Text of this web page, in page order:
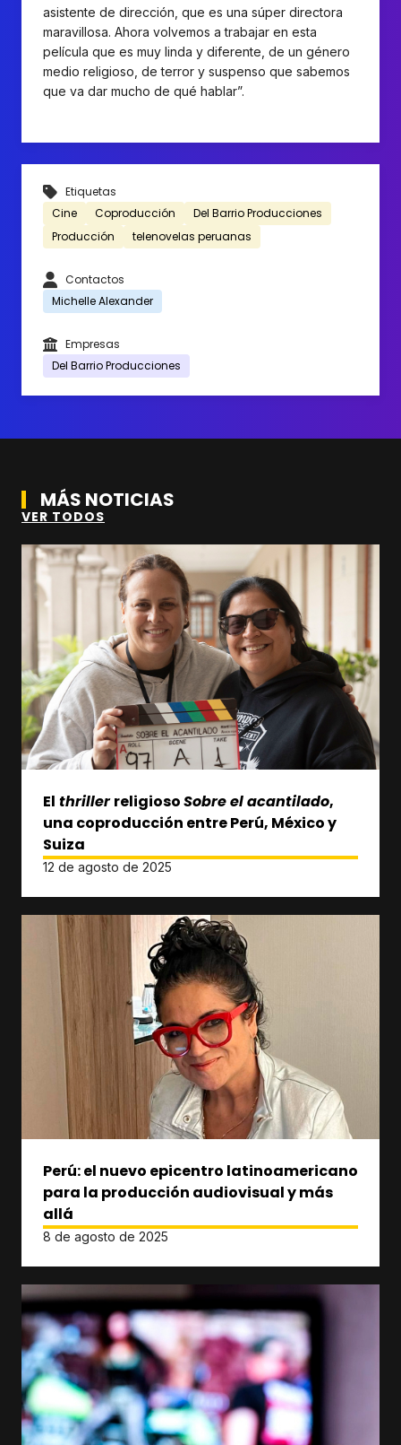
asistente de dirección, que es una súper directora
maravillosa. Ahora volvemos a trabajar en esta
película que es muy linda y diferente, de un género
medio religioso, de terror y suspenso que sabemos
que va dar mucho de qué hablar”.
Etiquetas
Cine
Coproducción
Del Barrio Producciones
Producción
telenovelas peruanas
Contactos
Michelle Alexander
Empresas
Del Barrio Producciones
MÁS NOTICIAS
VER TODOS
El thrillerreligiosoSobre el acantilado,
una coproducción entre Perú, México y
Suiza
12 de agosto de 2025
Perú: el nuevo epicentro latinoamericano
para la producción audiovisual y más
allá
8 de agosto de 2025